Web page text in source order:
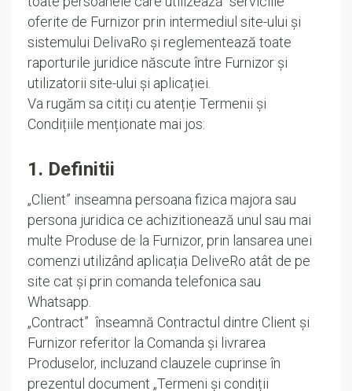
oferite de Furnizor prin intermediul site-ului și
sistemului DelivaRo și reglementează toate
raporturile juridice născute între Furnizor și
utilizatorii site-ului și aplicației.
Va rugăm sa citiți cu atenție Termenii și
Condițiile menționate mai jos:
1. Definitii
„Client” inseamna persoana fizica majora sau
persona juridica ce achizitionează unul sau mai
multe Produse de la Furnizor, prin lansarea unei
comenzi utilizând aplicația DeliveRo atât de pe
site cat și prin comanda telefonica sau
Whatsapp.
„Contract” înseamnă Contractul dintre Client și
Furnizor referitor la Comanda și livrarea
Produselor, incluzand clauzele cuprinse în
prezentul document „Termeni și condiții